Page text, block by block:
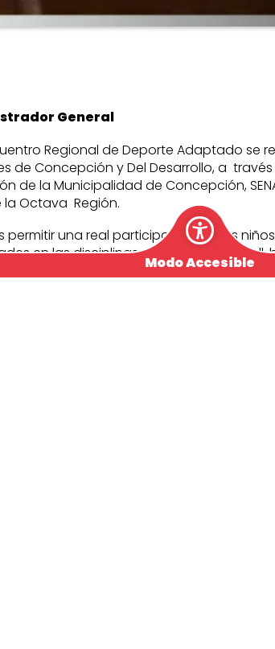
General
Regional de Deporte Adaptado
de Concepción y Del Desarrollo, a
de la Municipalidad de Concepción,
la Octava Región.
permitir una real participación de los
en las disciplinas de: fútbol, handball,
especiales y otras organizaciones
Modo Accesible